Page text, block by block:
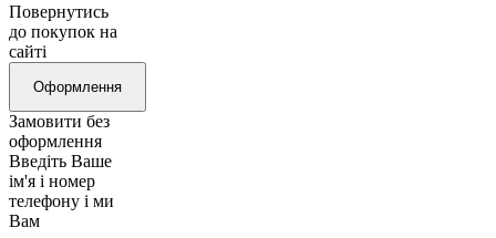
Повернутись
до покупок на
сайті
Оформлення
Замовити без
оформлення
Введіть Ваше
ім'я і номер
телефону і ми
Вам